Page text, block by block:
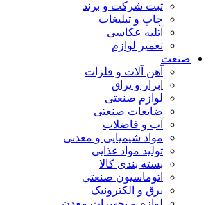
ثبت شرکت و برند
چاپ و تبلیغات
آتلیه عکاسی
تعمیر لوازم
صنعت
آهن آلات و فلزات
ابزار و یراق
لوازم صنعتی
ضایعات صنعتی
آب و فاضلاب
مواد شیمیایی و معدنی
تولید مواد غذایی
بسته بندی کالا
اتوماسیون صنعتی
برق و الکترونیک